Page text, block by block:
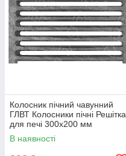
Колосник пічний чавунний
ГЛВТ Колосники пічні Решітка
для печі 300x200 мм
Колосникові решітки
В наявності